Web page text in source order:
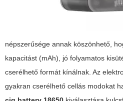
népszerűsége annak köszönhető,
kapacitást (mAh), jó folyamatos
cserélhető formát kínálnak. Az
gyakran cserélhető cellás modokat